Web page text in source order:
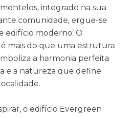
integrado na sua
comunidade, ergue-se
edifício moderno. O
mais do que uma estrutura
a harmonia perfeita
e a natureza que define
o edifício Evergreen